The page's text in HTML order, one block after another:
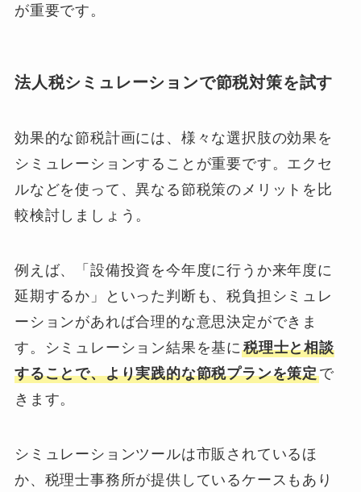
が重要です。
法人税シミュレーションで節税対策を試す
効果的な節税計画には、様々な選択肢の効果を
シミュレーションすることが重要です。エクセ
ルなどを使って、異なる節税策のメリットを比
較検討しましょう。
例えば、「設備投資を今年度に行うか来年度に
延期するか」といった判断も、税負担シミュレ
ーションがあれば合理的な意思決定ができま
す。シミュレーション結果を基に税理士と相談
することで、より実践的な節税プランを策定で
きます。
シミュレーションツールは市販されているほ
か、税理士事務所が提供しているケースもあり